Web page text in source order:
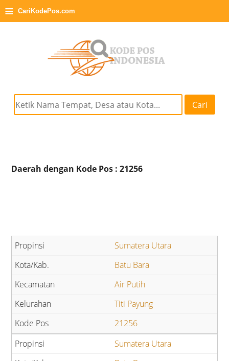
≡ CariKodePos.com
Cari
Daerah dengan Kode Pos : 21256
Sumatera Utara
Batu Bara
Air Putih
Titi Payung
21256
Sumatera Utara